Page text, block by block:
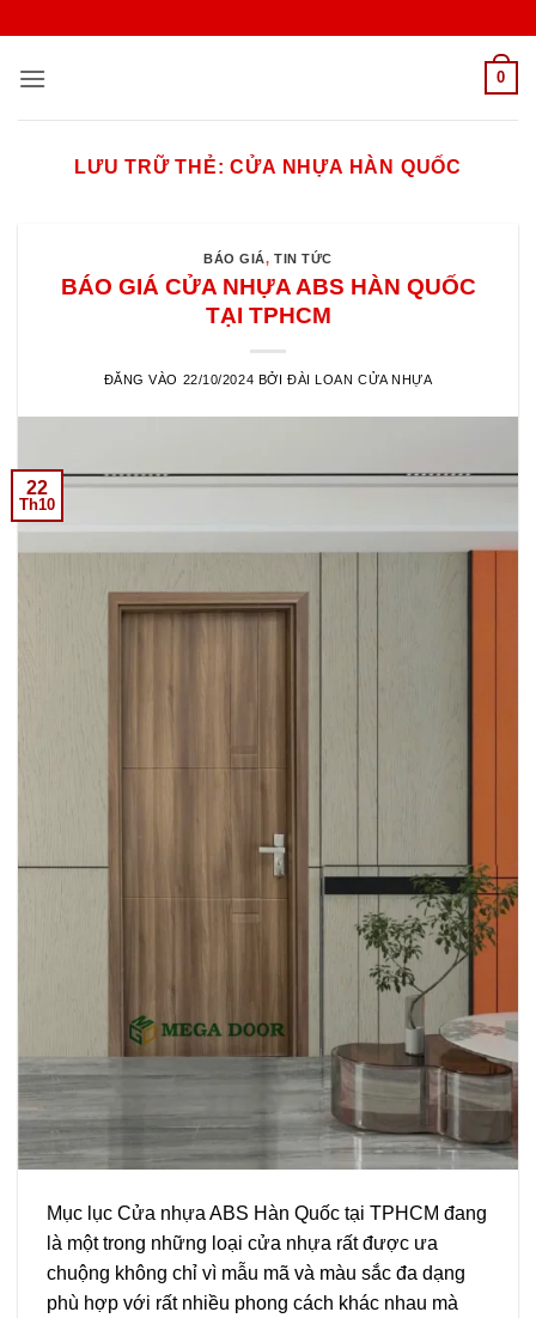
nội
0
LƯU TRỮ THẺ:CỬA NHỰA HÀN QUỐC
BÁO GIÁ,TIN TỨC
BÁO GIÁ CỬA NHỰA ABS HÀN QUỐC
TẠI TPHCM
ĐĂNG VÀO 22/10/2024 BỞI ĐÀI LOAN CỬA NHỰA
22
Th10
Mục lục Cửa nhựa ABS Hàn Quốc tại TPHCM đang
là một trong những loại cửa nhựa rất được ưa
chuộng không chỉ vì mẫu mã và màu sắc đa dạng
phù hợp với rất nhiều phong cách khác nhau mà